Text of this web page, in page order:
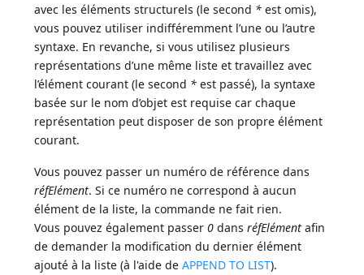
avec les éléments structurels (le second * est omis),
vous pouvez utiliser indifféremment l’une ou l’autre
syntaxe. En revanche, si vous utilisez plusieurs
représentations d’une même liste et travaillez avec
l’élément courant (le second * est passé), la syntaxe
basée sur le nom d’objet est requise car chaque
représentation peut disposer de son propre élément
courant.
Vous pouvez passer un numéro de référence dans
réfElément. Si ce numéro ne correspond à aucun
élément de la liste, la commande ne fait rien.
Vous pouvez également passer0 dansréfElément afin
de demander la modification du dernier élément
ajouté à la liste (à l'aide deAPPEND TO LIST).